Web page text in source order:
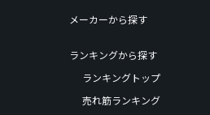
メーカーから探す
ランキングから探す
ランキングトップ
売れ筋ランキング